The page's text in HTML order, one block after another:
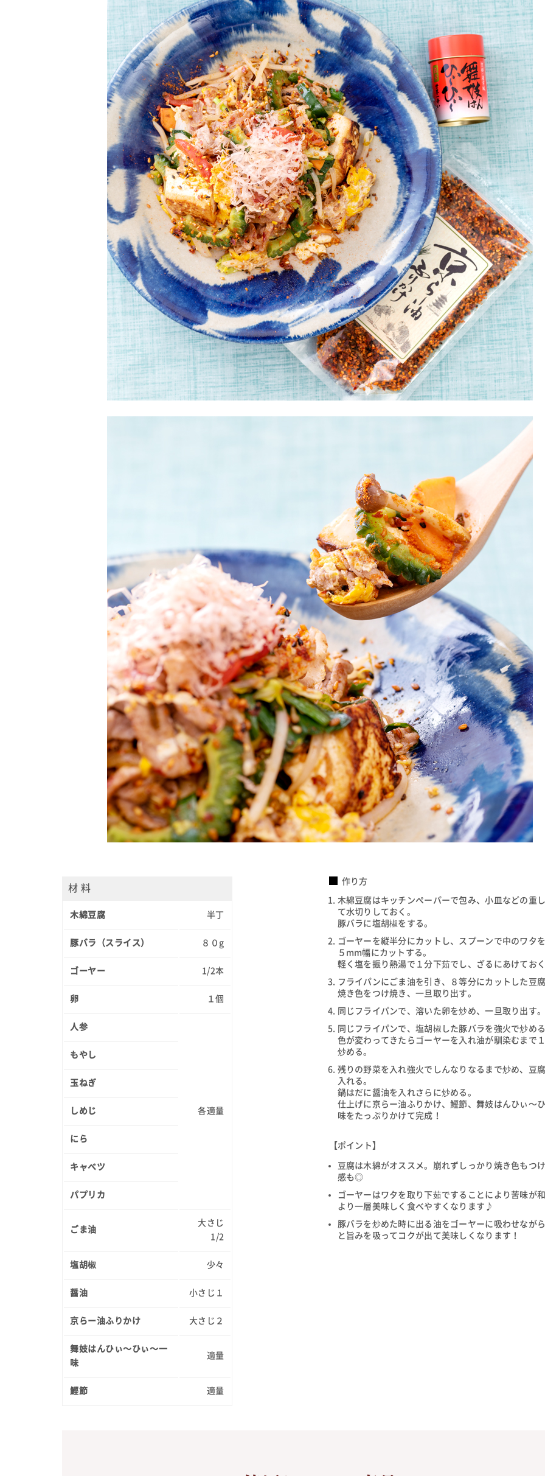
材 料
木綿豆腐 半丁
豚バラ（スライス） ８０g
ゴーヤー 1/2本
卵 １個
人参
各適量
もやし
玉ねぎ
しめじ
にら
キャベツ
パプリカ
ごま油
大さじ
1/2
塩胡椒 少々
醤油 小さじ１
京らー油ふりかけ 大さじ２
舞妓はんひぃ～ひぃ～一
味
適量
鰹節 適量
作り方
木綿豆腐はキッチンペーパーで包み、小皿などの重
て水切りしておく。
豚バラに塩胡椒をする。
ゴーヤーを縦半分にカットし、スプーンで中のワタ
５mm幅にカットする。
軽く塩を振り熱湯で１分下茹でし、ざるにあけてお
フライパンにごま油を引き、８等分にカットした豆
焼き色をつけ焼き、一旦取り出す。
同じフライパンで、溶いた卵を炒め、一旦取り出す
同じフライパンで、塩胡椒した豚バラを強火で炒め
色が変わってきたらゴーヤーを入れ油が馴染むまで
炒める。
残りの野菜を入れ強火でしんなりなるまで炒め、豆
入れる。
鍋はだに醤油を入れさらに炒める。
仕上げに京らー油ふりかけ、鰹節、舞妓はんひぃ～
味をたっぷりかけて完成！
【ポイント】
豆腐は木綿がオススメ。崩れずしっかり焼き色もつ
感も◎
ゴーヤーはワタを取り下茹ですることにより苦味が
より一層美味しく食べやすくなります♪
豚バラを炒めた時に出る油をゴーヤーに吸わせなが
と旨みを吸ってコクが出て美味しくなります！